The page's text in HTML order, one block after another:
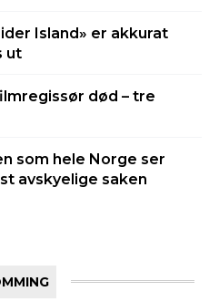
Island» er akkurat
ut
død – tre
som hele Norge ser
avskyelige saken